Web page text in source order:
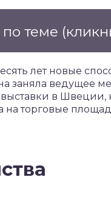
по теме
лет новые
заняла ведущее
выставки в
на торговые